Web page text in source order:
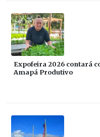
Expofeira 2026 contará
Amapá Produtivo